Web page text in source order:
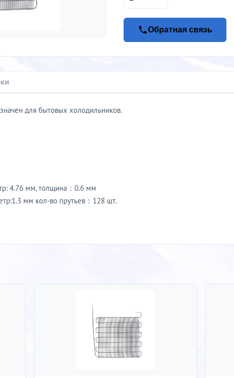
Обратная связь
для бытовых холодильников.
4.76 мм, толщина：0.6 мм
мм кол-во прутьев：128 шт.